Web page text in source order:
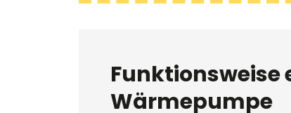
Funktionsweise
Wärmepumpe